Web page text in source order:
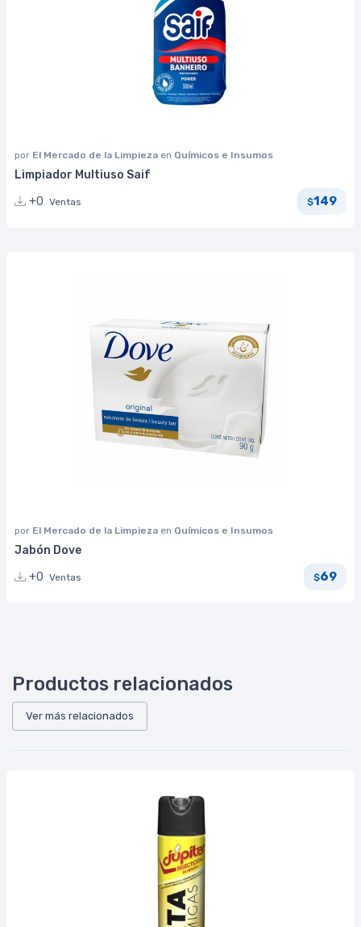
por El Mercado de la Limpieza en Químicos e Insumos
Limpiador Multiuso Saif
+0 Ventas $149
por El Mercado de la Limpieza en Químicos e Insumos
Jabón Dove
+0 Ventas $69
Productos relacionados
Ver más relacionados